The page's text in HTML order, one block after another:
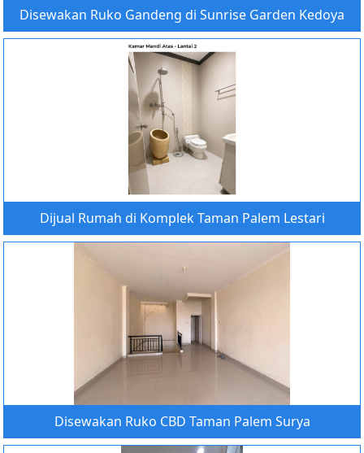
Disewakan Ruko Gandeng di Sunrise Garden Kedoya
Dijual Rumah di Komplek Taman Palem Lestari
Disewakan Ruko CBD Taman Palem Surya